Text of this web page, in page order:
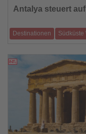
die
Nachrichten
Antalya steuert
Destinationen Südküste
Gouverneur erwar